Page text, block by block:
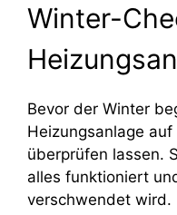
Winter-
Bevor der Winter
Heizungsanlage
überprüfen lassen.
alles funktioniert
verschwendet wird.